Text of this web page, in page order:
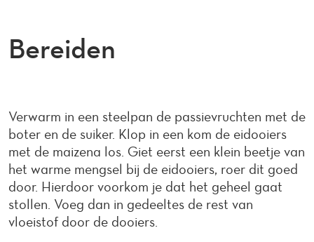
Bereiden
Verwarm in een steelpan de passievruchten met de
boter en de suiker. Klop in een kom de eidooiers
met de maizena los. Giet eerst een klein beetje van
het warme mengsel bij de eidooiers, roer dit goed
door. Hierdoor voorkom je dat het geheel gaat
stollen. Voeg dan in gedeeltes de rest van
vloeistof door de dooiers.